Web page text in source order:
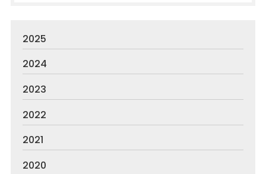
2025
2024
2023
2022
2021
2020